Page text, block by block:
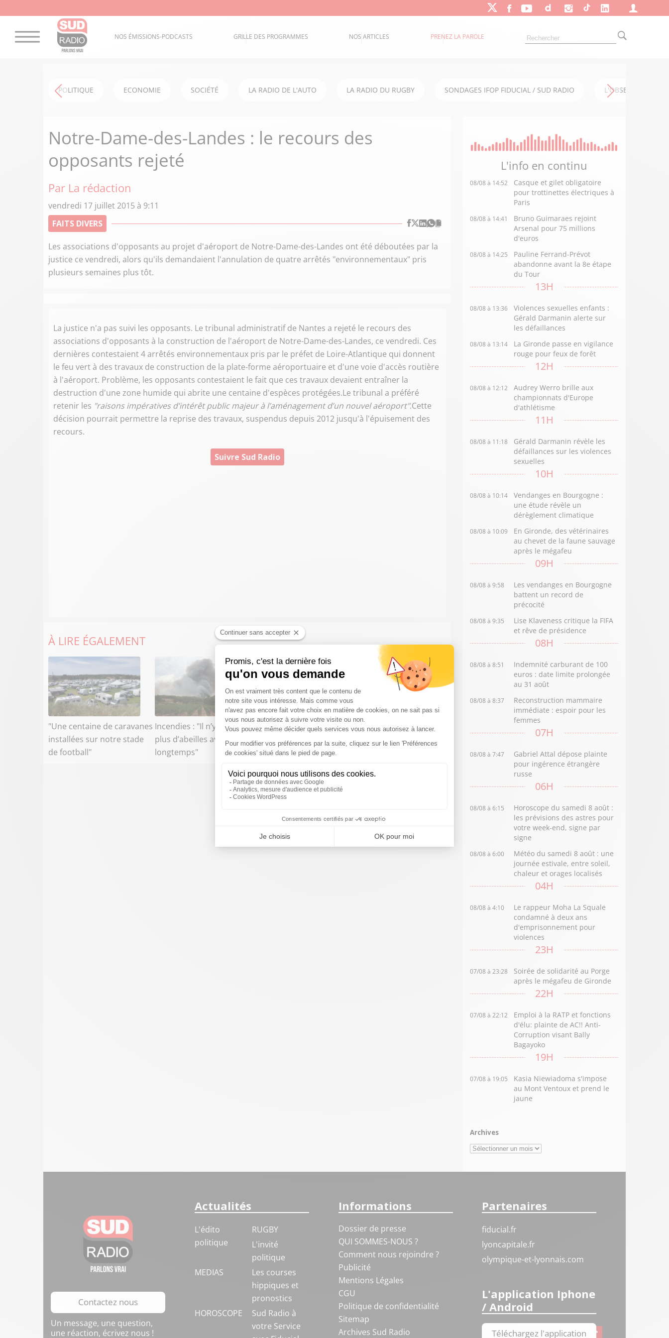
NOS ÉMISSIONS-PODCASTS GRILLE DES PROGRAMMES NOS ARTICLES PRENEZ LA PAROLE
POLITIQUE ECONOMIE SOCIÉTÉ LA RADIO DE L'AUTO LA RADIO DU RUGBY SONDAGES IFOP FIDUCIAL / SUD RADIO L'OBSERVATOIRE
Notre-Dame-des-Landes : le recours des
opposants rejeté
Par La rédaction
vendredi 17 juillet 2015 à 9:11
FAITS DIVERS
Les associations d'opposants au projet d'aéroport de Notre-Dame-des-Landes ont été déboutées par la
justice ce vendredi, alors qu'ils demandaient l'annulation de quatre arrêtés "environnementaux" pris
plusieurs semaines plus tôt.
La justice n'a pas suivi les opposants. Le tribunal administratif de Nantes a rejeté le recours des
associations d'opposants à la construction de l'aéroport de Notre-Dame-des-Landes, ce vendredi. Ces
dernières contestaient 4 arrêtés environnementaux pris par le préfet de Loire-Atlantique qui donnent
le feu vert à des travaux de construction de la plate-forme aéroportuaire et d'une voie d'accès routière
à l'aéroport. Problème, les opposants contestaient le fait que ces travaux devaient entraîner la
destruction d'une zone humide qui abrite une centaine d'espèces protégées.Le tribunal a préféré
retenir les "raisons impératives d’intérêt public majeur à l’aménagement d’un nouvel aéroport".Cette
décision pourrait permettre la reprise des travaux, suspendus depuis 2012 jusqu'à l'épuisement des
recours.
Suivre Sud Radio
À LIRE ÉGALEMENT
"Une centaine de caravanes
installées sur notre stade
de football"
Incendies : "Il n’y aura
plus d’abeilles avant
longtemps"
Incendies : il a enfreint les
règles pour sauver le Cap
Ferret
Incendies : « On a pris le
strict minimum et on est
L'info en continu
08/08 à 14:52
Casque et gilet obligatoire
pour trottinettes électriques à
Paris
08/08 à 14:41
Bruno Guimaraes rejoint
Arsenal pour 75 millions
d'euros
08/08 à 14:25
Pauline Ferrand-Prévot
abandonne avant la 8e étape
du Tour
13H
08/08 à 13:36
Violences sexuelles enfants :
Gérald Darmanin alerte sur
les défaillances
08/08 à 13:14
La Gironde passe en vigilance
rouge pour feux de forêt
12H
08/08 à 12:12
Audrey Werro brille aux
championnats d'Europe
d'athlétisme
11H
08/08 à 11:18
Gérald Darmanin révèle les
défaillances sur les violences
sexuelles
10H
08/08 à 10:14
Vendanges en Bourgogne :
une étude révèle un
dérèglement climatique
08/08 à 10:09
En Gironde, des vétérinaires
au chevet de la faune sauvage
après le mégafeu
09H
08/08 à 9:58
Les vendanges en Bourgogne
battent un record de
précocité
08/08 à 9:35
Lise Klaveness critique la FIFA
et rêve de présidence
08H
08/08 à 8:51
Indemnité carburant de 100
euros : date limite prolongée
au 31 août
08/08 à 8:37
Reconstruction mammaire
immédiate : espoir pour les
femmes
07H
08/08 à 7:47
Gabriel Attal dépose plainte
pour ingérence étrangère
russe
06H
08/08 à 6:15
Horoscope du samedi 8 août :
les prévisions des astres pour
votre week-end, signe par
signe
08/08 à 6:00
Météo du samedi 8 août : une
journée estivale, entre soleil,
chaleur et orages localisés
04H
08/08 à 4:10
Le rappeur Moha La Squale
condamné à deux ans
d'emprisonnement pour
violences
23H
07/08 à 23:28
Soirée de solidarité au Porge
après le mégafeu de Gironde
22H
07/08 à 22:12
Emploi à la RATP et fonctions
d'élu: plainte de AC!! Anti-
Corruption visant Bally
Bagayoko
19H
07/08 à 19:05
Kasia Niewiadoma s'impose
au Mont Ventoux et prend le
jaune
Archives
Archives
Contactez nous
Un message, une question,
une réaction, écrivez nous !
Actualités
L'édito
politique
RUGBY
L'invité
politique
MEDIAS
Les courses
hippiques et
pronostics
HOROSCOPE
Sud Radio à
votre Service
Informations
Dossier de presse
QUI SOMMES-NOUS ?
Comment nous rejoindre ?
Publicité
Mentions Légales
CGU
Politique de confidentialité
Sitemap
Archives Sud Radio
Partenaires
fiducial.fr
lyoncapitale.fr
olympique-et-lyonnais.com
L'application Iphone
/ Android
Téléchargez l'application